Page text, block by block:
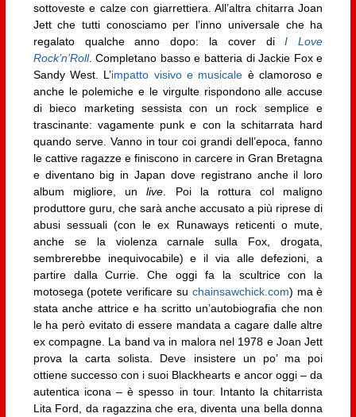
sottoveste e calze con giarrettiera. All’altra chitarra Joan
Jett che tutti conosciamo per l’inno universale che ha
regalato qualche anno dopo: la cover diI Love
Rock’n’Roll. Completano basso e batteria di Jackie Fox e
Sandy West. L’impatto visivo e musicale è clamoroso e
anche le polemiche e le virgulte rispondono alle accuse
di bieco marketing sessista con un rock semplice e
trascinante: vagamente punk e con la schitarrata hard
quando serve. Vanno in tour coi grandi dell’epoca, fanno
le cattive ragazze e finiscono in carcere in Gran Bretagna
e diventano big in Japan dove registrano anche il loro
album migliore, unlive . Poi la rottura col maligno
produttore guru, che sarà anche accusato a più riprese di
abusi sessuali (con le ex Runaways reticenti o mute,
anche se la violenza carnale sulla Fox, drogata,
sembrerebbe inequivocabile) e il via alle defezioni, a
partire dalla Currie. Che oggi fa la scultrice con la
motosega (potete verificare su chainsawchick.com) ma è
stata anche attrice e ha scritto un’autobiografia che non
le ha però evitato di essere mandata a cagare dalle altre
ex compagne. La band va in malora nel 1978 e Joan Jett
prova la carta solista. Deve insistere un po’ ma poi
ottiene successo con i suoi Blackhearts e ancor oggi – da
autentica icona – è spesso in tour. Intanto la chitarrista
Lita Ford, da ragazzina che era, diventa una bella donna